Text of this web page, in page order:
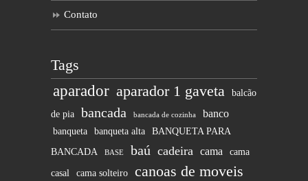
Contato
Tags
aparador aparador 1 gaveta balcão
de pia bancada bancada de cozinha banco
banqueta banqueta alta
BANQUETA PARA
BANCADA
BASE baú cadeira cama cama
casal cama solteiro
canoas de moveis